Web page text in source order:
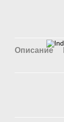
Описание